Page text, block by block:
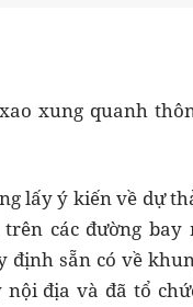
xung quanh
lấy ý kiến về dự
các đường
định sẵn có về
địa và đã tổ